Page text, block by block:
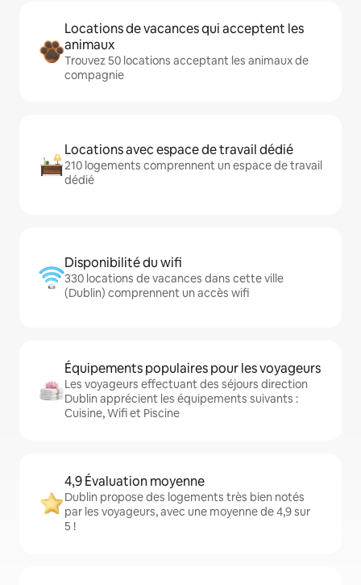
Locations de vacances qui acceptent les
animaux
Trouvez 50 locations acceptant les animaux de
compagnie
Locations avec espace de travail dédié
210 logements comprennent un espace de travail
dédié
Disponibilité du wifi
330 locations de vacances dans cette ville
(Dublin) comprennent un accès wifi
Équipements populaires pour les voyageurs
Les voyageurs effectuant des séjours direction
Dublin apprécient les équipements suivants :
Cuisine, Wifi et Piscine
4,9 Évaluation moyenne
Dublin propose des logements très bien notés
par les voyageurs, avec une moyenne de 4,9 sur
5 !